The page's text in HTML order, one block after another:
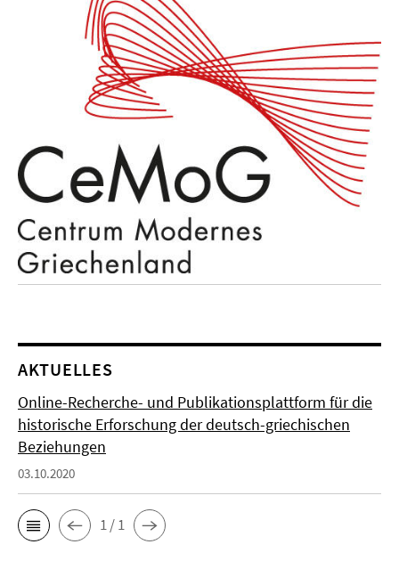
AKTUELLES
Online-Recherche- und Publikationsplattform für die
historische Erforschung der deutsch-griechischen
Beziehungen
03.10.2020
1 / 1